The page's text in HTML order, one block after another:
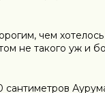
чем
не такого уж и
сантиметров